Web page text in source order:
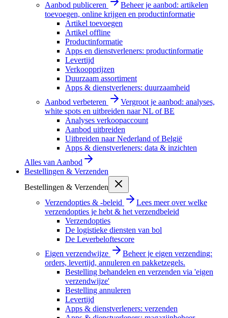
Aanbod publiceren
Beheer je aanbod: artikelen
toevoegen, online krijgen en productinformatie
Artikel toevoegen
Artikel offline
Productinformatie
Apps en dienstverleners: productinformatie
Levertijd
Verkoopprijzen
Duurzaam assortiment
Apps & dienstverleners: duurzaamheid
Aanbod verbeteren
Vergroot je aanbod: analyses,
white spots en uitbreiden naar NL of BE
Analyses verkoopaccount
Aanbod uitbreiden
Uitbreiden naar Nederland of België
Apps & dienstverleners: data & inzichten
Alles van Aanbod
Bestellingen & Verzenden
Bestellingen & Verzenden
Verzendopties & -beleid
Lees meer over welke
verzendopties je hebt & het verzendbeleid
Verzendopties
De logistieke diensten van bol
De Leverbeloftescore
Eigen verzendwijze
Beheer je eigen verzending:
orders, levertijd, annuleren en pakketzegels.
Bestelling behandelen en verzenden via 'eigen
verzendwijze'
Bestelling annuleren
Levertijd
Apps & dienstverleners: verzenden